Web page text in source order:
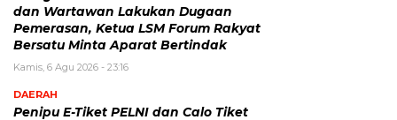
dan Wartawan Lakukan Dugaan
Pemerasan, Ketua LSM Forum Rakyat
Bersatu Minta Aparat Bertindak
Kamis, 6 Agu 2026 - 23:16
DAERAH
Penipu E-Tiket PELNI dan Calo Tiket